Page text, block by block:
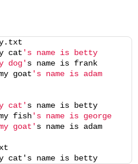
cat 's name is betty
dog' s name is frank
goat 's name is adam
cat' s name is betty
fish's name is george
goat' s name is adam
cat's name is betty